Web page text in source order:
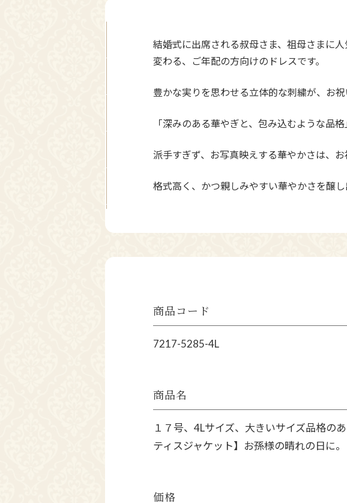
結婚式に出席される叔母さま、祖母さまに
変わる、ご年配の方向けのドレスです。
豊かな実りを思わせる立体的な刺繍が、お
「深みのある華やぎと、包み込むような品格
派手すぎず、お写真映えする華やかさは、
格式高く、かつ親しみやすい華やかさを醸
商品コード
7217-5285-4L
商品名
１７号、4Lサイズ、大きいサイズ品格の
ティスジャケット】お孫様の晴れの日に
価格